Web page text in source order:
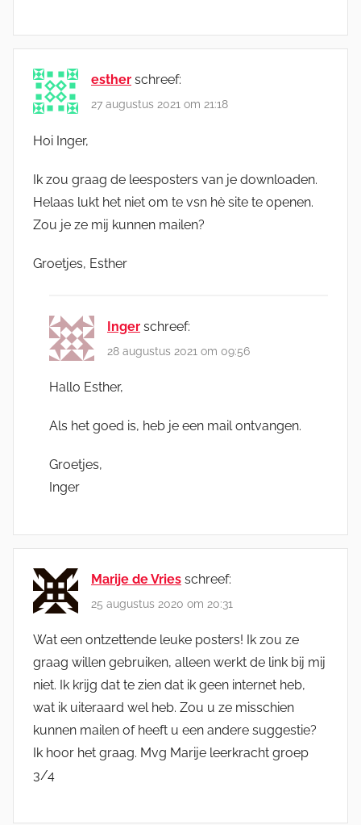
esther schreef:
27 augustus 2021 om 21:18
Hoi Inger,
Ik zou graag de leesposters van je downloaden.
Helaas lukt het niet om te vsn hè site te openen.
Zou je ze mij kunnen mailen?
Groetjes, Esther
Inger schreef:
28 augustus 2021 om 09:56
Hallo Esther,
Als het goed is, heb je een mail ontvangen.
Groetjes,
Inger
Marije de Vries schreef:
25 augustus 2020 om 20:31
Wat een ontzettende leuke posters! Ik zou ze
graag willen gebruiken, alleen werkt de link bij mij
niet. Ik krijg dat te zien dat ik geen internet heb,
wat ik uiteraard wel heb. Zou u ze misschien
kunnen mailen of heeft u een andere suggestie?
Ik hoor het graag. Mvg Marije leerkracht groep
3/4